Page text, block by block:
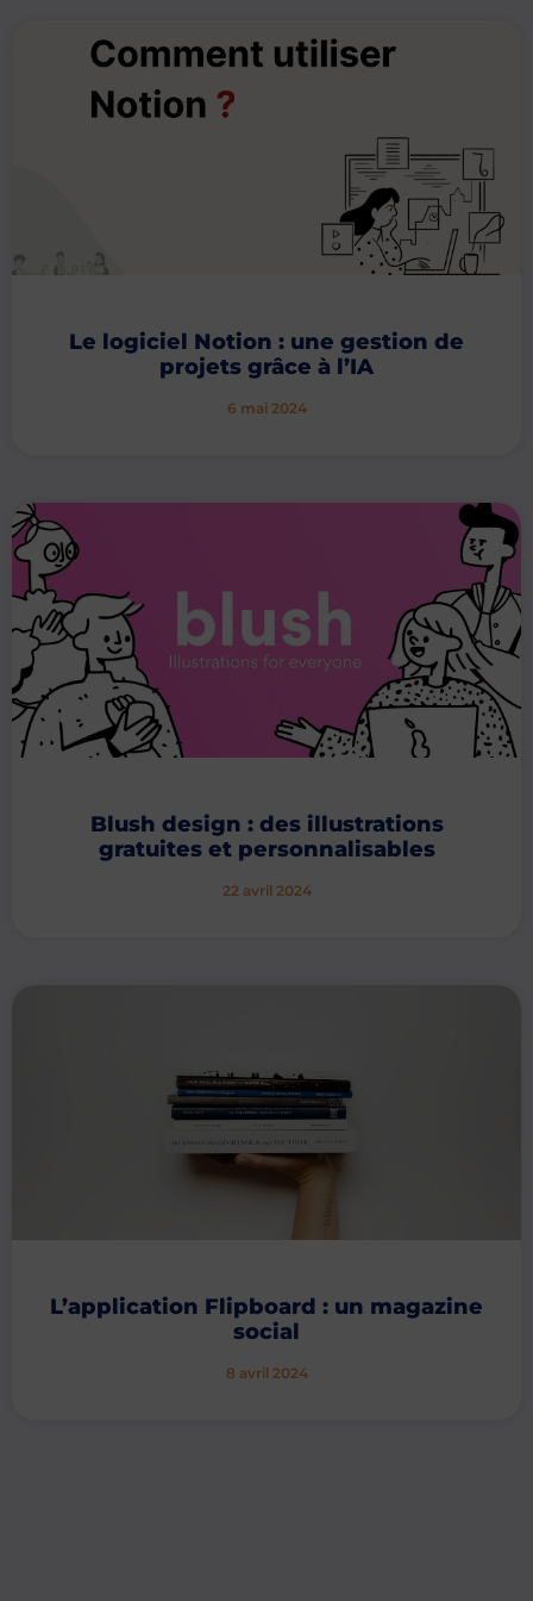
Le logiciel Notion : une gestion de
projets grâce à l’IA
6 mai 2024
Blush design : des illustrations
gratuites et personnalisables
22 avril 2024
L’application Flipboard : un magazine
social
8 avril 2024